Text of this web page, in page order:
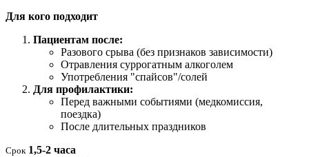
Для кого подходит
Пациентам после:
Разового срыва (без признаков зависимости)
Отравления суррогатным алкоголем
Употребления "спайсов"/солей
Для профилактики:
Перед важными событиями (медкомиссия,
поездка)
После длительных праздников
Срок 1,5-2 часа